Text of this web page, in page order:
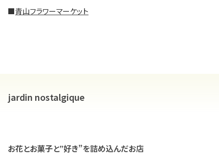
■青山フラワーマーケット
jardin nostalgique
お花とお菓子と‟好き”を詰め込んだお店